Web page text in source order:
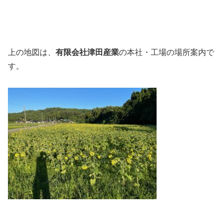
上の地図は、 有限会社津田産業の本社・工場の場所案内で
す。